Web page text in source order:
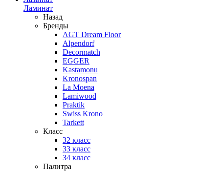
Ламинат
Назад
Бренды
AGT Dream Floor
Alpendorf
Decormatch
EGGER
Kastamonu
Kronospan
La Moena
Lamiwood
Praktik
Swiss Krono
Tarkett
Класс
32 класс
33 класс
34 класс
Палитра